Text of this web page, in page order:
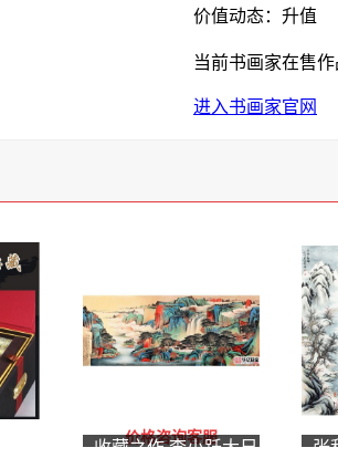
价值动态：升值
当前书画家在售作
进入书画家官网
收藏之作 李小跃大尺
价格咨询客服
张